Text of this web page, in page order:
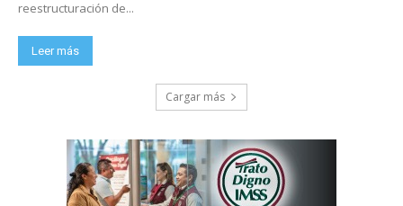
reestructuración de...
Leer más
Cargar más